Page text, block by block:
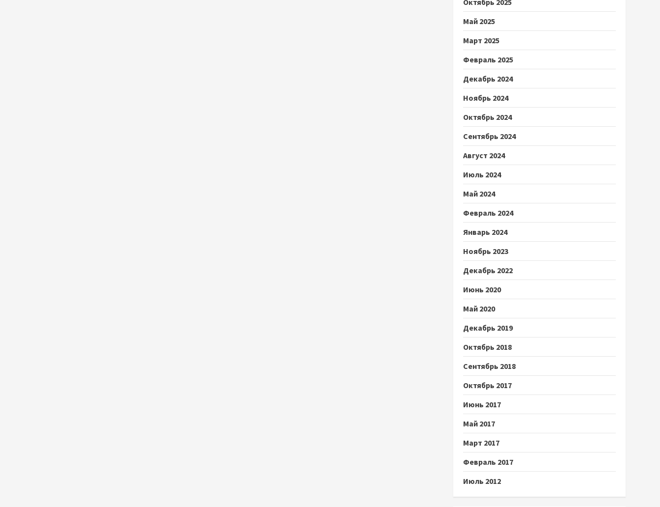
Октябрь 2025
Май 2025
Март 2025
Февраль 2025
Декабрь 2024
Ноябрь 2024
Октябрь 2024
Сентябрь 2024
Август 2024
Июль 2024
Май 2024
Февраль 2024
Январь 2024
Ноябрь 2023
Декабрь 2022
Июнь 2020
Май 2020
Декабрь 2019
Октябрь 2018
Сентябрь 2018
Октябрь 2017
Июнь 2017
Май 2017
Март 2017
Февраль 2017
Июль 2012